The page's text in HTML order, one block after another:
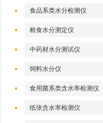
食品系类水分检测仪
粮食水分测定仪
中药材水分测试仪
饲料水分仪
食用菌系类含水率检测仪
纸张含水率检测仪